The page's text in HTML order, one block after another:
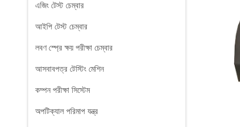
এজিং টেস্ট চেম্বার
আইপি টেস্ট চেম্বার
লবণ স্প্রে ক্ষয় পরীক্ষা চেম্বার
আসবাবপত্র টেস্টিং মেশিন
কম্পন পরীক্ষা সিস্টেম
অপটিক্যাল পরিমাপ যন্ত্র